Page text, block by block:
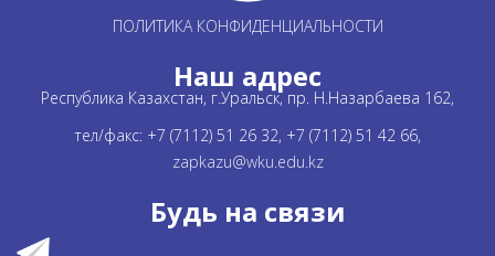
ПОЛИТИКА КОНФИДЕНЦИАЛЬНОСТИ
Наш адрес
Республика Казахстан, г.Уральск, пр. Н.Назарбаева 162,
тел/факс: +7 (7112) 51 26 32, +7 (7112) 51 42 66,
zapkazu@wku.edu.kz
Будь на связи